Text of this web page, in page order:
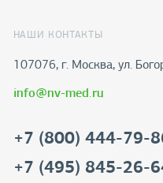
НАШИ КОНТАКТЫ
107076, г. Москва, ул.
info@nv-med.ru
+7 (800) 444-79-
+7 (495) 845-26-